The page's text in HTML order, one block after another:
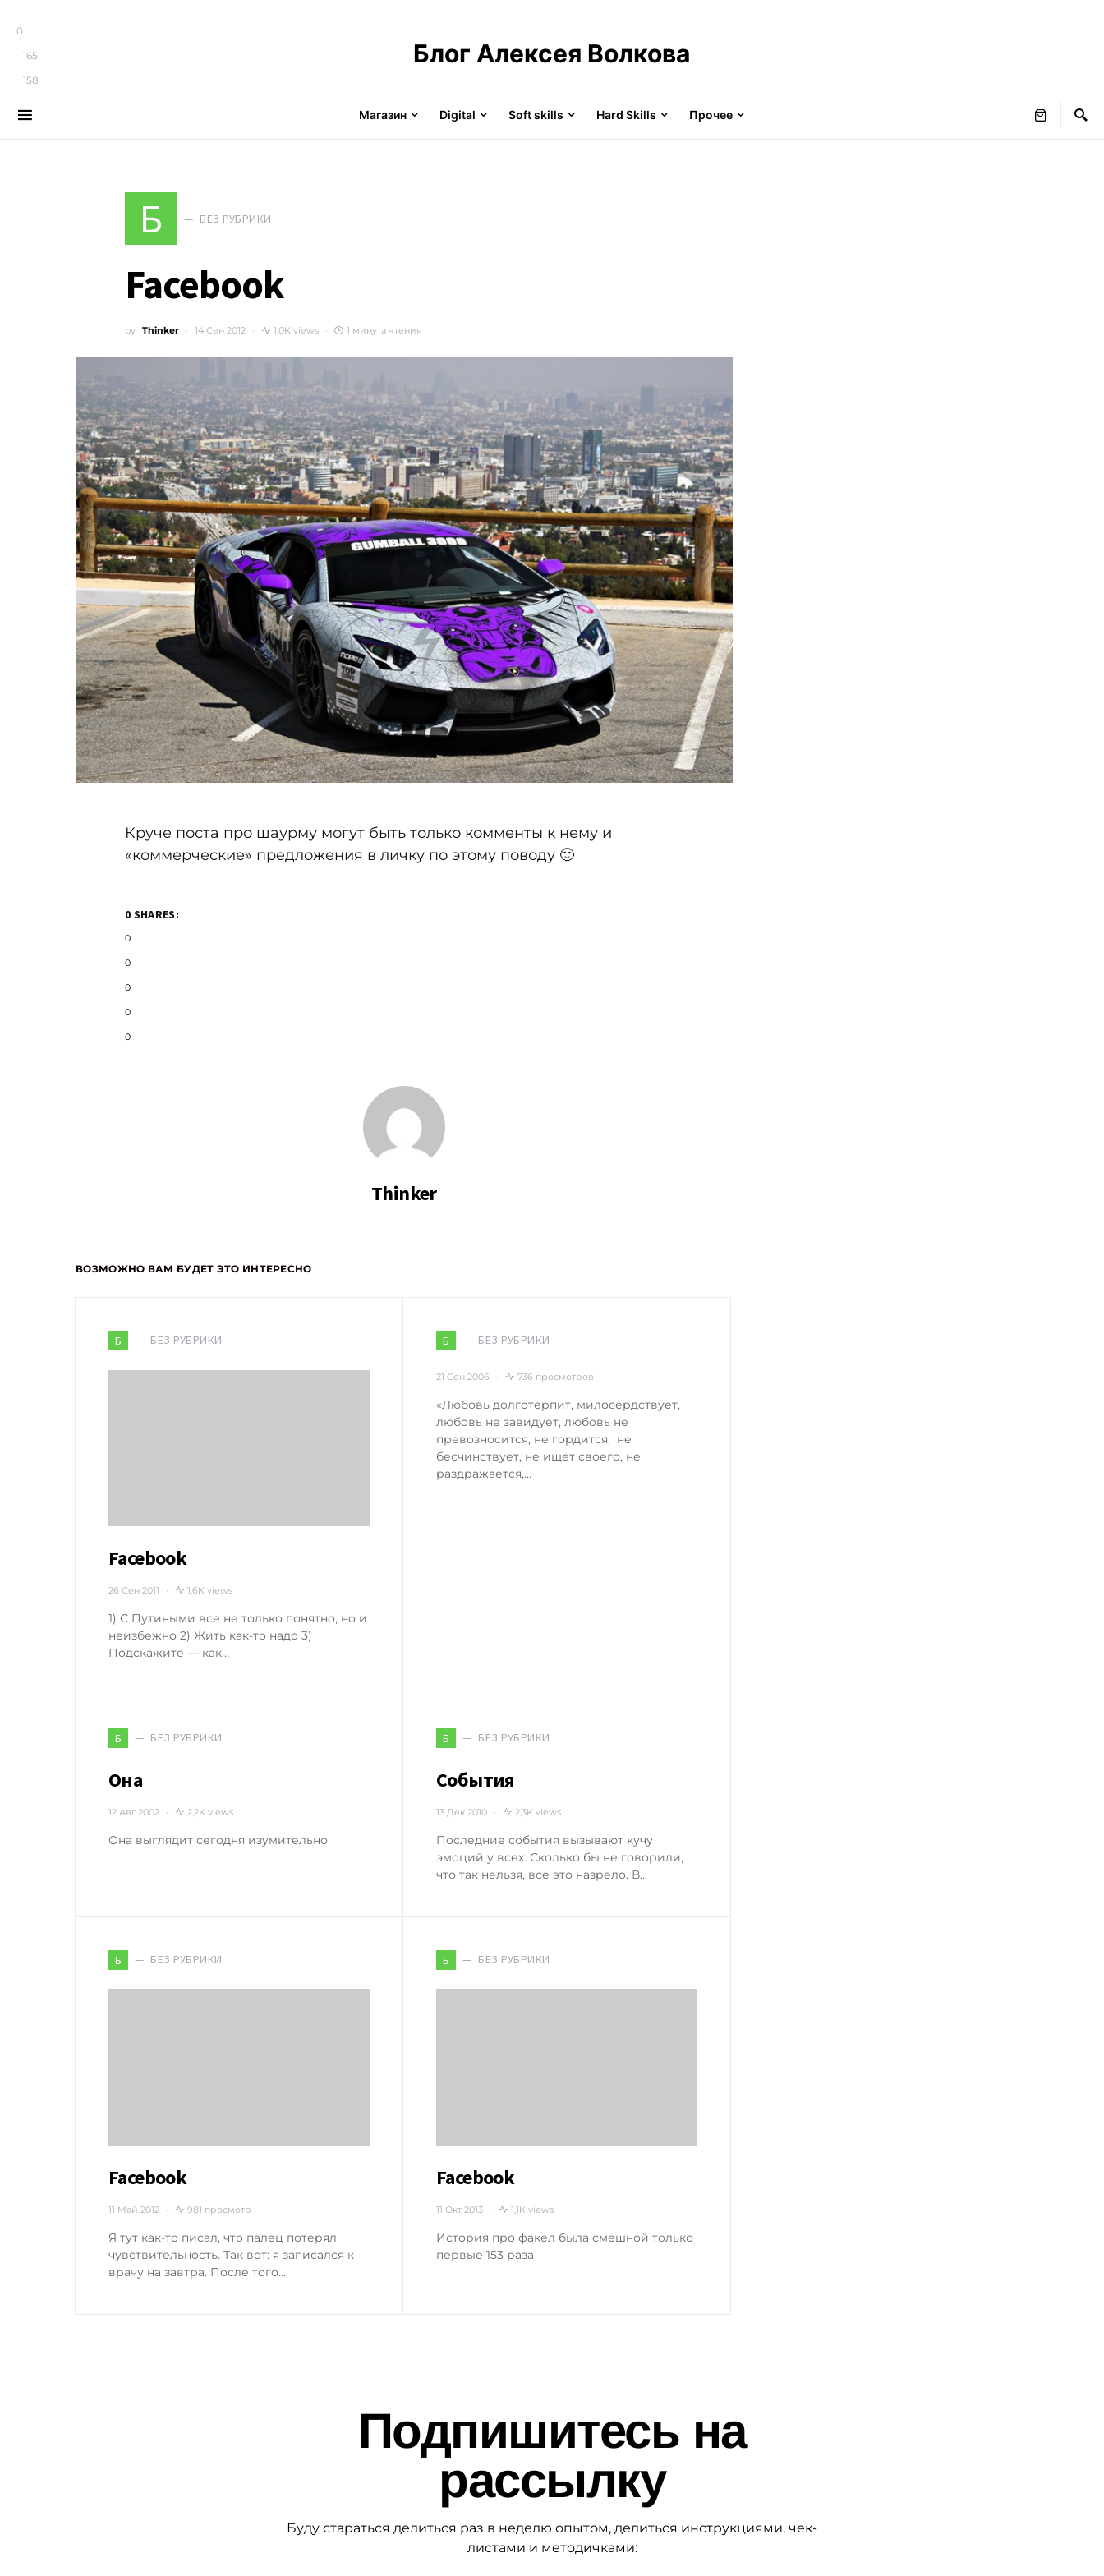
0
165
158
Блог Алексея Волкова
Магазин Digital Soft skills Hard Skills Прочее
Б БЕЗ РУБРИКИ
Facebook
by Thinker 14 Сен 2012 1,0K views 1 минута чтения
Круче поста про шаурму могут быть только комменты к нему и
«коммерческие» предложения в личку по этому поводу 🙂
0 SHARES:
0
0
0
0
0
Thinker
ВОЗМОЖНО ВАМ БУДЕТ ЭТО ИНТЕРЕСНО
Б БЕЗ РУБРИКИ
Facebook
26 Сен 2011 1,6K views
1) С Путиными все не только понятно, но и
неизбежно 2) Жить как-то надо 3)
Подскажите — как…
Б БЕЗ РУБРИКИ
21 Сен 2006 736 просмотров
«Любовь долготерпит, милосердствует,
любовь не завидует, любовь не
превозносится, не гордится, не
бесчинствует, не ищет своего, не
раздражается,…
Б БЕЗ РУБРИКИ
Она
12 Авг 2002 2,2K views
Она выглядит сегодня изумительно
Б БЕЗ РУБРИКИ
События
13 Дек 2010 2,3K views
Последние события вызывают кучу
эмоций у всех. Сколько бы не говорили,
что так нельзя, все это назрело. В…
Б БЕЗ РУБРИКИ
Facebook
11 Май 2012 981 просмотр
Я тут как-то писал, что палец потерял
чувствительность. Так вот: я записался к
врачу на завтра. После того…
Б БЕЗ РУБРИКИ
Facebook
11 Окт 2013 1,1K views
История про факел была смешной только
первые 153 раза
Подпишитесь на
рассылку
Буду стараться делиться раз в неделю опытом, делиться инструкциями, чек-
листами и методичками: